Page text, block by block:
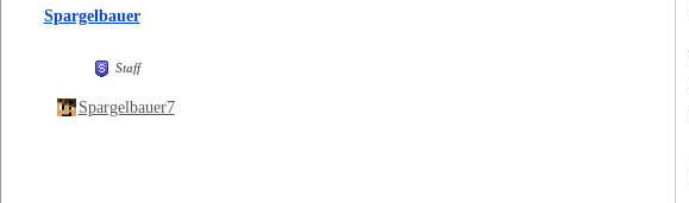
Spargelbauer
Staff
Spargelbauer7